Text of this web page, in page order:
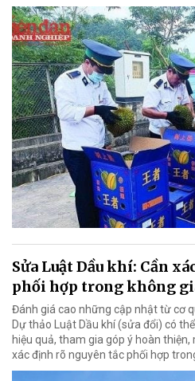
Sửa Luật Dầu khí: Cần
phối hợp trong không
Đánh giá cao những cập nhật từ cơ
Dự thảo Luật Dầu khí (sửa đổi) có
hiệu quả, tham gia góp ý hoàn
xác định rõ nguyên tắc phối hợp